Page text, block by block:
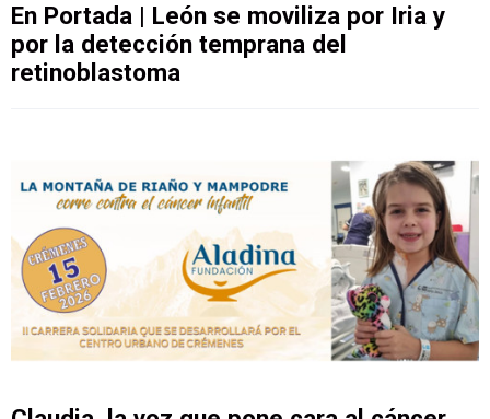
En Portada | León se moviliza por Iria y
por la detección temprana del
retinoblastoma